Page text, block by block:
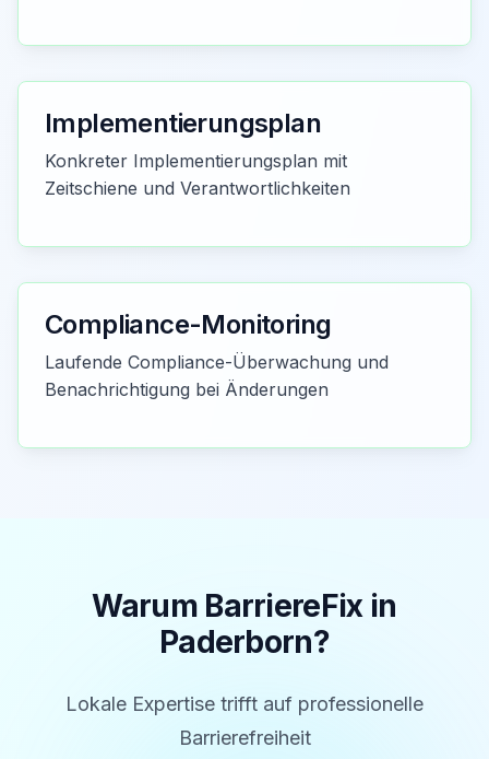
Implementierungsplan
Konkreter Implementierungsplan mit
Zeitschiene und Verantwortlichkeiten
Compliance-Monitoring
Laufende Compliance-Überwachung und
Benachrichtigung bei Änderungen
Warum BarriereFix in
Paderborn?
Lokale Expertise trifft auf professionelle
Barrierefreiheit